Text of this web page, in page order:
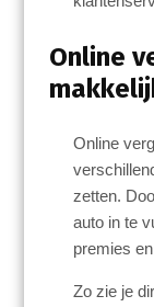
Online
Online
zetten.
auto in te
premies
Zo zie je